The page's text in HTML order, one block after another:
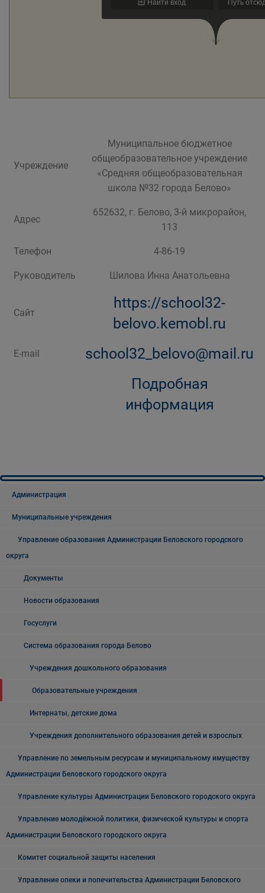
Учреждение
Муниципальное бюджетное
общеобразовательное учреждение
«Средняя общеобразовательная
школа №32 города Белово»
Адрес
652632, г. Белово, 3-й микрорайон,
113
Телефон 4-86-19
Руководитель Шилова Инна Анатольевна
Сайт
https://school32-
belovo.kemobl.ru
E-mail
school32_belovo@mail.ru
Подробная
информация
Администрация
Муниципальные учреждения
Управление образования Администрации Беловского городского
округа
Документы
Новости образования
Госуслуги
Система образования города Белово
Учреждения дошкольного образования
Образовательные учреждения
Интернаты, детские дома
Учреждения дополнительного образования детей и взрослых
Управление по земельным ресурсам и муниципальному имуществу
Администрации Беловского городского округа
Управление культуры Администрации Беловского городского округа
Управление молодёжной политики, физической культуры и спорта
Администрации Беловского городского округа
Комитет социальной защиты населения
Управление опеки и попечительства Администрации Беловского